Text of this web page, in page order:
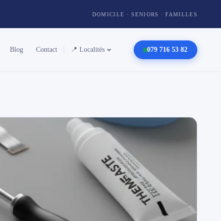
DOMICILE · SENIORS · FAMILLES
Blog Contact 📍 Localités 079 716 53 82